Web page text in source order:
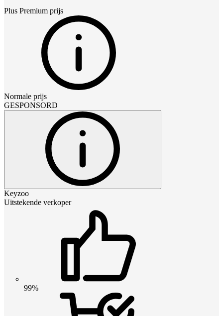
Plus Premium prijs
Normale prijs
GESPONSORD
Keyzoo
Uitstekende verkoper
99%